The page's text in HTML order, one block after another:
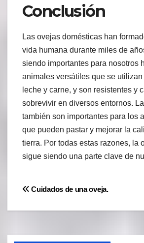
Conclusión
Las ovejas domésticas han
vida humana durante miles de
siendo importantes para nosotros
animales versátiles que se utilizan
leche y carne, y son resistentes y
sobrevivir en diversos entornos.
también son importantes para los
que pueden pastar y mejorar la
tierra. Por todas estas razones, la
sigue siendo una parte clave de
Navegación
de
entradas
Cuidados de una oveja.